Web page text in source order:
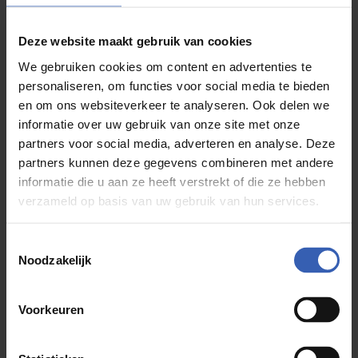
Deze website maakt gebruik van cookies
We gebruiken cookies om content en advertenties te
personaliseren, om functies voor social media te bieden
en om ons websiteverkeer te analyseren. Ook delen we
informatie over uw gebruik van onze site met onze
partners voor social media, adverteren en analyse. Deze
partners kunnen deze gegevens combineren met andere
informatie die u aan ze heeft verstrekt of die ze hebben
verzameld op basis van uw gebruik van hun services.
Noodzakelijk
Voorkeuren
Moderne elegantia: de harmonie van
donkere tinten en warm hout